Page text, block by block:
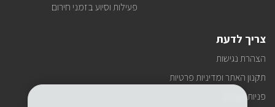
פעילות וסיוע בזמני חירום
צריך לדעת
הצהרת נגישות
תקנון האתר ומדיניות פרטיות
פניות הציבור